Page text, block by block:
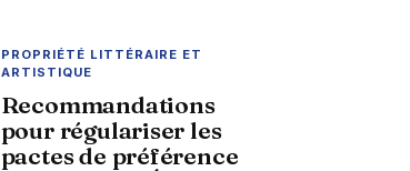
PROPRIÉTÉ LITTÉRAIRE ET
ARTISTIQUE
Recommandations
pour régulariser les
pactes de préférence